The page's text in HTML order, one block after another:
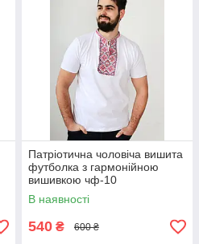
Патріотична чоловіча вишита
футболка з гармонійною
вишивкою чф-10
В наявності
540 ₴ 600 ₴